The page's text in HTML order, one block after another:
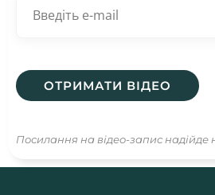
Посилання на відео-запис надійде